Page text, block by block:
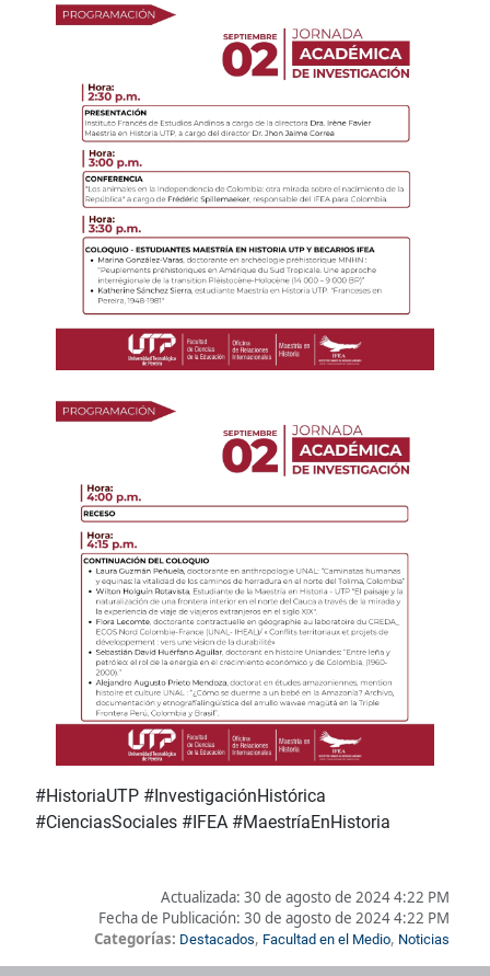
#HistoriaUTP #InvestigaciónHistórica
#CienciasSociales #IFEA #MaestríaEnHistoria
Actualizada: 30 de agosto de 2024 4:22 PM
Fecha de Publicación: 30 de agosto de 2024 4:22 PM
Categorías: Destacados, Facultad en el Medio, Noticias